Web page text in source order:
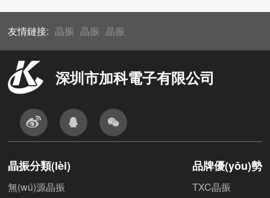
友情鏈接: 晶振 晶振 晶振
深圳市加科電子有限公司
晶振分類(lèi)
無(wú)源晶振
品牌優(yōu)勢
TXC晶振